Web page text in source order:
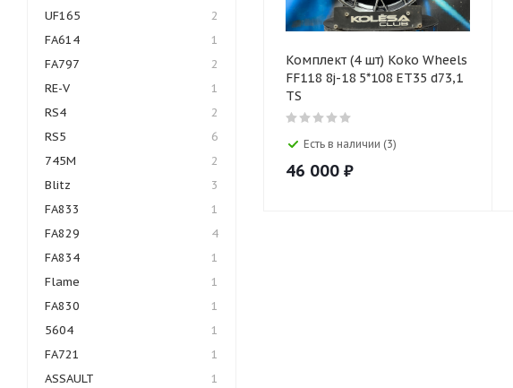
Комплект (4 шт) Koko Wheels
FF118 8j-18 5*108 ET35 d73,1
TS
Есть в наличии (3)
46 000 ₽
UF165
2
FA614
1
FA797
2
RE-V
1
RS4
2
RS5
6
745M
2
Blitz
3
FA833
1
FA829
4
FA834
1
Flame
1
FA830
1
5604
1
FA721
1
ASSAULT
1